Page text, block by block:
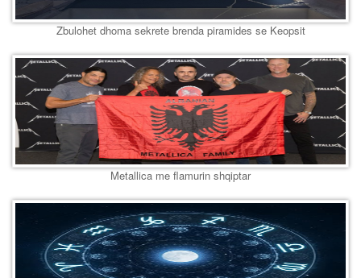
Zbulohet dhoma sekrete brenda piramides se Keopsit
Metallica me flamurin shqiptar